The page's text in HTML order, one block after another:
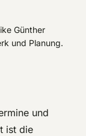
und
ist die
Günther
und Planung.